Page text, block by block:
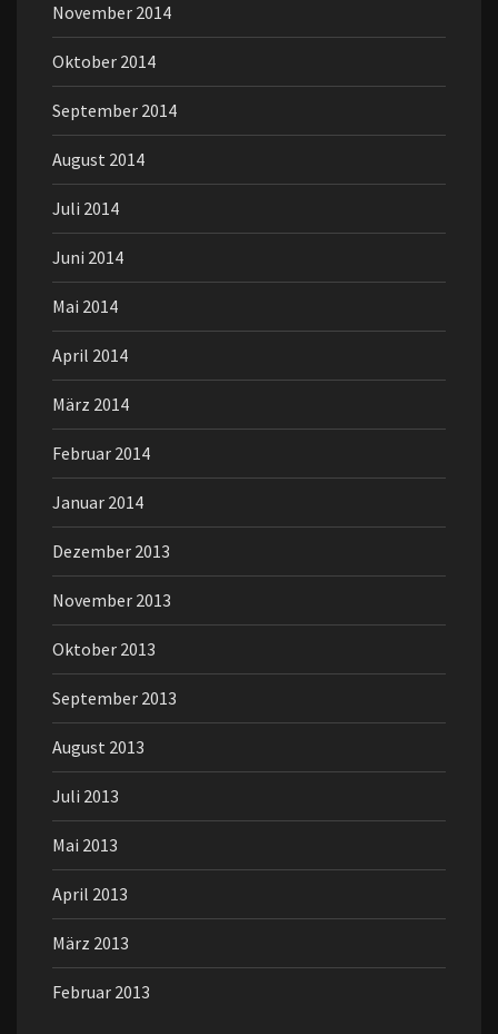
November 2014
Oktober 2014
September 2014
August 2014
Juli 2014
Juni 2014
Mai 2014
April 2014
März 2014
Februar 2014
Januar 2014
Dezember 2013
November 2013
Oktober 2013
September 2013
August 2013
Juli 2013
Mai 2013
April 2013
März 2013
Februar 2013